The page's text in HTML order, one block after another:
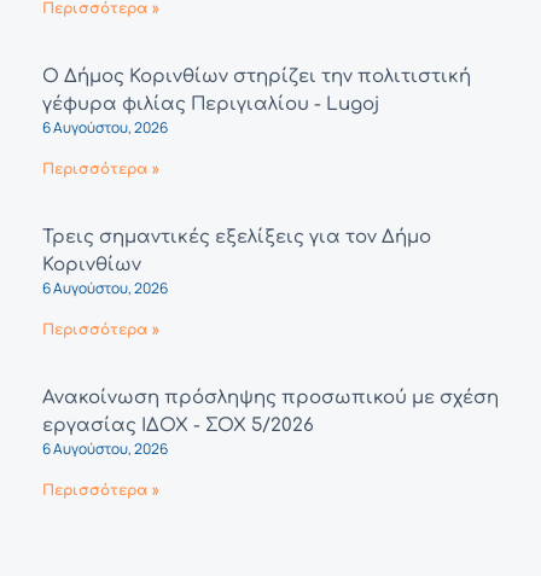
Περισσότερα »
Ο Δήμος Κορινθίων στηρίζει την πολιτιστική
γέφυρα φιλίας Περιγιαλίου - Lugoj
6 Αυγούστου, 2026
Περισσότερα »
Τρεις σημαντικές εξελίξεις για τον Δήμο
Κορινθίων
6 Αυγούστου, 2026
Περισσότερα »
Ανακοίνωση πρόσληψης προσωπικού με σχέση
εργασίας ΙΔΟΧ - ΣΟΧ 5/2026
6 Αυγούστου, 2026
Περισσότερα »